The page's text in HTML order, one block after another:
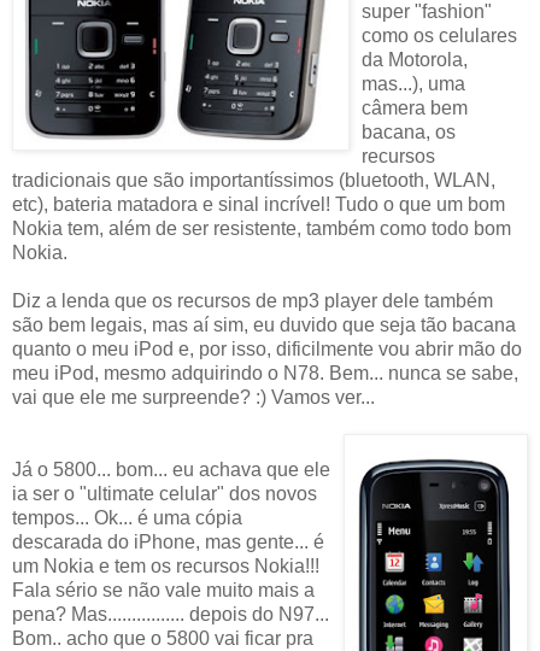
super "fashion"
como os celulares
da Motorola,
mas...), uma
câmera bem
bacana, os
recursos
tradicionais que são importantíssimos (bluetooth, WLAN,
etc), bateria matadora e sinal incrível! Tudo o que um bom
Nokia tem, além de ser resistente, também como todo bom
Nokia.
Diz a lenda que os recursos de mp3 player dele também
são bem legais, mas aí sim, eu duvido que seja tão bacana
quanto o meu iPod e, por isso, dificilmente vou abrir mão do
meu iPod, mesmo adquirindo o N78. Bem... nunca se sabe,
vai que ele me surpreende? :) Vamos ver...
Já o 5800... bom... eu achava que ele
ia ser o "ultimate celular" dos novos
tempos... Ok... é uma cópia
descarada do iPhone, mas gente... é
um Nokia e tem os recursos Nokia!!!
Fala sério se não vale muito mais a
pena? Mas................ depois do N97...
Bom.. acho que o 5800 vai ficar pra